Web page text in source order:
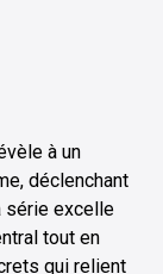
à un
déclenchant
série excelle
tout en
qui relient